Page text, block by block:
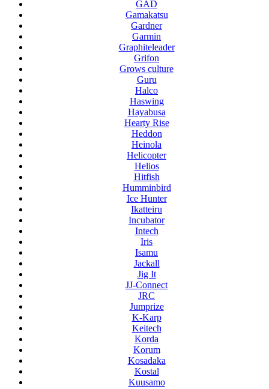
GAD
Gamakatsu
Gardner
Garmin
Graphiteleader
Grifon
Grows culture
Guru
Halco
Haswing
Hayabusa
Hearty Rise
Heddon
Heinola
Helicopter
Helios
Hitfish
Humminbird
Ice Hunter
Ikatteiru
Incubator
Intech
Iris
Isamu
Jackall
Jig It
JJ-Connect
JRC
Jumprize
K-Karp
Keitech
Korda
Korum
Kosadaka
Kostal
Kuusamo